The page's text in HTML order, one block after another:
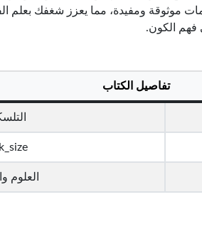
ومفيدة، مما يعزز شغفك بعلم
فهم الكون.
تفاصيل الكتاب
العلوم